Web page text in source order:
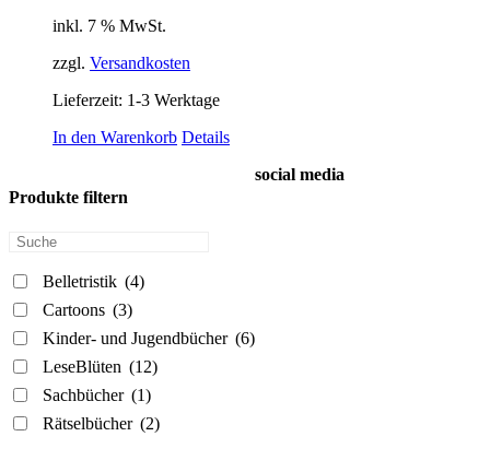
inkl. 7 % MwSt.
zzgl. Versandkosten
Lieferzeit: 1-3 Werktage
In den Warenkorb Details
Produkte filtern
Belletristik (4)
Cartoons (3)
Kinder- und Jugendbücher (6)
LeseBlüten (12)
Sachbücher (1)
Rätselbücher (2)
social media